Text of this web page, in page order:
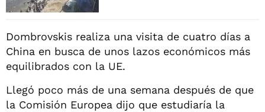
Dombrovskis realiza una visita de cuatro días a
China en busca de unos lazos económicos más
equilibrados con la UE.
Llegó poco más de una semana después de que
la Comisión Europea dijo que estudiaría la